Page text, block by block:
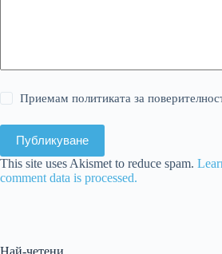
Приемам политиката за
Публикуване
This site uses Akismet to reduce spam.
comment data is processed.
Най-четени